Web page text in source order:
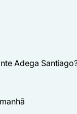
Adega